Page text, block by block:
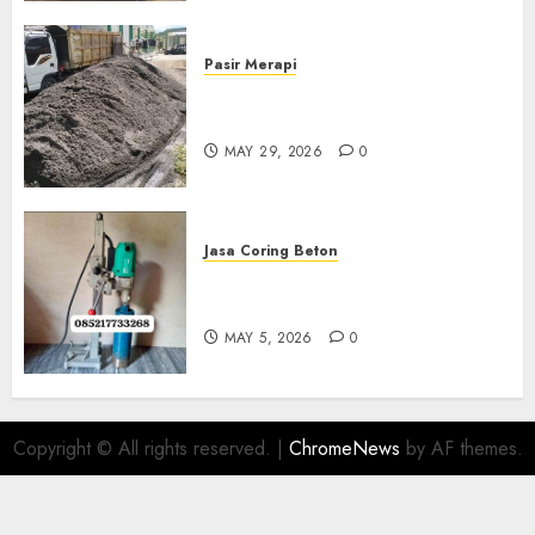
Pasir Merapi
MAY 29, 2026 0
Jasa Coring Beton
MAY 5, 2026 0
Copyright © All rights reserved. | ChromeNews by AF themes.